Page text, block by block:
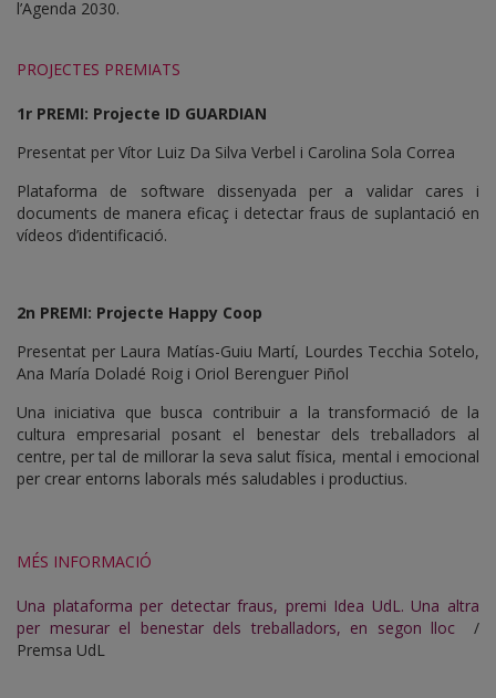
l’Agenda 2030.
PROJECTES PREMIATS
1r PREMI: Projecte ID GUARDIAN
Presentat per Vítor Luiz Da Silva Verbel i Carolina Sola Correa
Plataforma de software dissenyada per a validar cares i
documents de manera eficaç i detectar fraus de suplantació en
vídeos d’identificació.
2n PREMI: Projecte Happy Coop
Presentat per Laura Matías-Guiu Martí, Lourdes Tecchia Sotelo,
Ana María Doladé Roig i Oriol Berenguer Piñol
Una iniciativa que busca contribuir a la transformació de la
cultura empresarial posant el benestar dels treballadors al
centre, per tal de millorar la seva salut física, mental i emocional
per crear entorns laborals més saludables i productius.
MÉS INFORMACIÓ
Una plataforma per detectar fraus, premi Idea UdL. Una altra
per mesurar el benestar dels treballadors, en segon lloc
/
Premsa UdL